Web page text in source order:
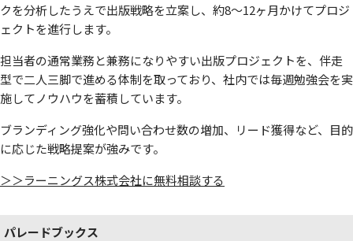
クを分析したうえで出版戦略を立案し、約8〜12ヶ月かけてプロジ
ェクトを進行します。
担当者の通常業務と兼務になりやすい出版プロジェクトを、伴走
型で二人三脚で進める体制を取っており、社内では毎週勉強会を実
施してノウハウを蓄積しています。
ブランディング強化や問い合わせ数の増加、リード獲得など、目的
に応じた戦略提案が強みです。
＞＞ラーニングス株式会社に無料相談する
パレードブックス